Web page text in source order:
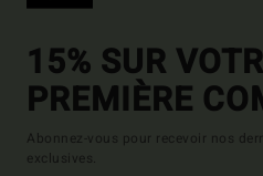
15% SUR
PREMIÈRE
Abonnez-vous pour recevoir nos
exclusives.